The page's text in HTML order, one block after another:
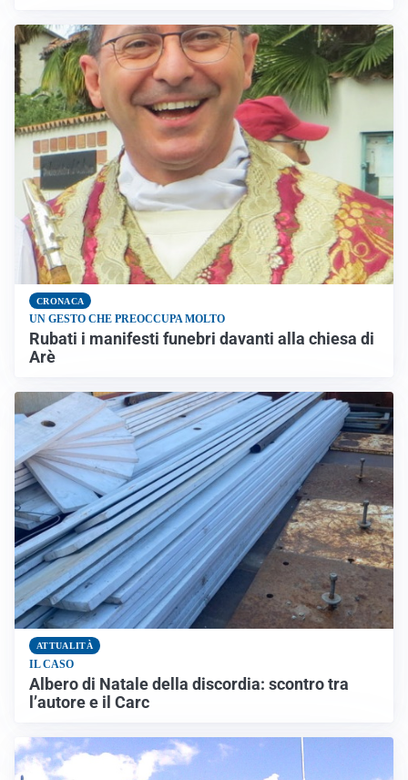
CRONACA
UN GESTO CHE PREOCCUPA MOLTO
Rubati i manifesti funebri davanti alla chiesa di
Arè
ATTUALITÀ
IL CASO
Albero di Natale della discordia: scontro tra
l’autore e il Carc